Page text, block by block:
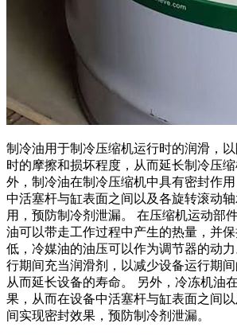
制冷油用于制冷压缩机运行时的润滑，
时的摩擦和损坏程度，从而延长制冷压
外，制冷油在制冷压缩机中具有密封作
中活塞杆与缸表面之间以及各旋转滚动
用，预防制冷剂泄漏。 在压缩机运动部
油可以带走工作过程中产生的热量，并
低，冷媒油的油压可以作为调节器的动
行期间充当润滑剂，以减少设备运行期间
从而延长设备的寿命。 另外，冷冻机油
果，从而在设备中活塞杆与缸表面之间
间实现密封效果，预防制冷剂泄漏。